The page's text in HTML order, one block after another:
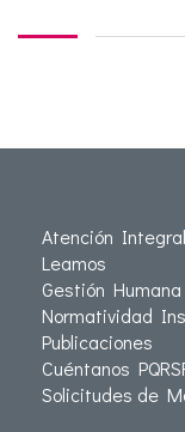
Atención
Leamos
Gestión Humana
Normatividad
Publicaciones
Cuéntanos
Solicitudes de